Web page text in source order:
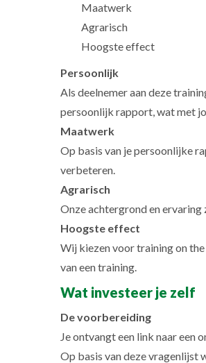
Maatwerk
Agrarisch
Hoogste effect
Persoonlijk
Als deelnemer aan deze
persoonlijk rapport, wat met
Maatwerk
Op basis van je persoonlijke
verbeteren.
Agrarisch
Onze achtergrond en ervaring
Hoogste effect
Wij kiezen voor training on
van een training.
Wat investeer je zelf
De voorbereiding
Je ontvangt een link naar een
Op basis van deze vragenlijst